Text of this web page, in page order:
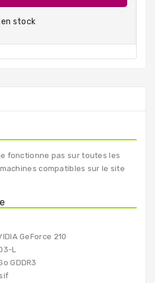
stock
fonctionne pas sur toutes les
compatibles sur le site
GeForce 210
L
GDDR3